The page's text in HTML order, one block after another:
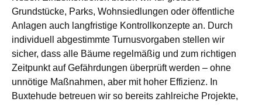
Grundstücke, Parks, Wohnsiedlungen oder öffentliche
Anlagen auch langfristige Kontrollkonzepte an. Durch
individuell abgestimmte Turnusvorgaben stellen wir
sicher, dass alle Bäume regelmäßig und zum richtigen
Zeitpunkt auf Gefährdungen überprüft werden – ohne
unnötige Maßnahmen, aber mit hoher Effizienz. In
Buxtehude betreuen wir so bereits zahlreiche Projekte,